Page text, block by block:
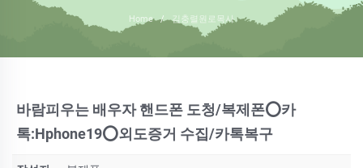
Home / 김충렬원로목사
바람피우는 배우자 핸드폰 도청/복제폰⭕카
톡:Hphone19⭕외도증거 수집/카톡복구